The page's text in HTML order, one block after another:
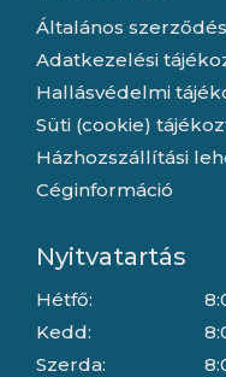
Általános
Adatkezelési
Hallásvédelmi
Süti (cookie)
Házhozszállítási
Céginformáció
Nyitvatartás
Hétfő:
Kedd:
Szerda: